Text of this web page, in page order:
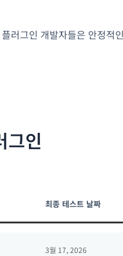
러그인 개발자들은 안정적
인
최종 테스트 날짜
3월 17, 2026